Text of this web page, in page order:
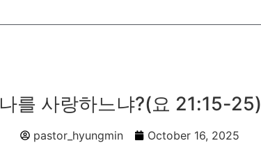
나를 사랑하느냐?(요 21:15-25)
pastor_hyungmin October 16, 2025